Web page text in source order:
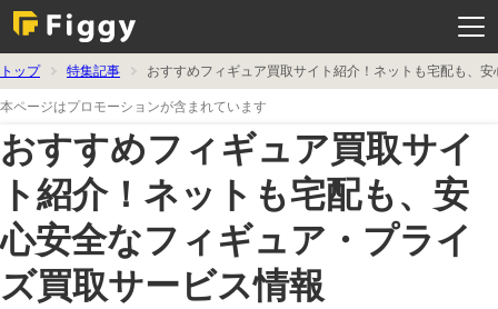
ー
を
開
く
トップ 特集記事
おすすめフィギュア買取サイト紹介！ネットも宅配も、
本ページはプロモーションが含まれています
おすすめフィギュア買取サイ
ト紹介！ネットも宅配も、安
心安全なフィギュア・プライ
ズ買取サービス情報